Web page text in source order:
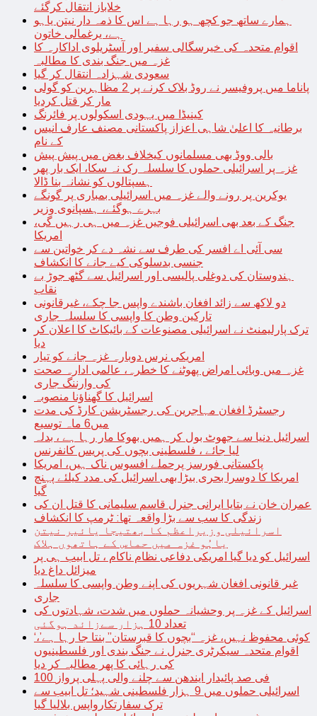
خلاباز انتقال کرگئے
ہمارے ساتھ جو کچھ ہو رہا ہے اس کا ذمہ دار نیتن یاہو
ہے، یرغمالی خاتون
اقوام متحدہ کی خیرسگالی سفیر اور آسٹریلوی اداکارہ کا
غزہ میں جنگ بندی کا مطالبہ
سعودی شہزادہ انتقال کر گیا
پاناما میں پروفیسر نے روڈ بلاک کرنے پر 2 مظاہرین کو گولی
مار کر قتل کردیا
کینیڈا میں یہودی اسکولوں پر فائرنگ
برطانیہ کا اعلیٰ شاہی اعزاز پاکستانی مصنف عارف انیس
کے نام
بالی ووڈ بھی مسلمانوں کیخلاف بغض میں پیش پیش
غزہ پر اسرائیلی حملوں کا سلسلہ رک نہ سکا، ایک بار پھر
ہسپتالوں کو نشانہ بنا ڈالا
یوکرین پر رونے والے غزہ میں اسرائیلی بمباری پر گونگے
بہرے ہوگئے، ہسپانوی وزیر
جنگ کے بعد بھی اسرائیلی فوجیں غزہ میں ہی رہیں گی،
امریکا
سی آئی اے افسر کی طرف سے نشہ دے کر خواتین سے
جنسی بدسلوکی کیے جانے کا انکشاف
ہندوستان کی دوغلی پالیسی اور اسرائیل سے گٹھ جوڑ بے
نقاب
دو لاکھ سے زائد افغان باشندے واپس جا چکے، غیرقانونی
تارکین وطن کا واپسی کا سلسلہ جاری
ترک پارلیمنٹ نے اسرائیلی مصنوعات کے بائیکاٹ کا اعلان کر
دیا
امریکی نرس دوبارہ غزہ جانے کو تیار
غزہ میں وبائی امراض پھوٹنے کا خطرہ، عالمی ادارہ صحت
کی وارننگ جاری
اسرائیل کا گھناؤنا منصوبہ
رجسٹرڈ افغان مہاجرین کی رجسٹریشن کارڈ کی مدت
میں6 ماہ توسیع
اسرائیل دنیا سے جھوٹ بول کر ہمیں بھوکا مار رہا ہے ، بدلہ
لیا جائے ، فلسطینی بچوں کی پریس کانفرنس
پاکستانی فورسز پرحملے افسوس ناک ہیں، امریکا
امریکا کا دوسرا بحری بیڑا بھی اسرائیل کی مدد کیلئے پہنچ
گیا
عمران خان نے بتایا ایرانی جنرل قاسم سلیمانی کا قتل ان کی
زندگی کا سب سے بڑا واقعہ تھا: ٹرمپ کا انکشاف
اسرائیلی وزیراعظم کا بھتیجا یائیر نیتن
یاہُو غزہ میں حماس کے ہاتھوں ہلاک
اسرائیل کو دیا گیا امریکی دفاعی نظام ناکام ، تل ابیب ہی پر
میزائل داغ دیا
غیر قانونی افغان شہریوں کی اپنے وطن واپسی کا سلسلہ
جاری
اسرائیل کے غزہ پر وحشیانہ حملوں میں شدت، شہادتوں کی
تعداد 10 ہزار سےزائد ہوگئی
‘کوئی محفوظ نہیں، غزہ “بچوں کا قبرستان” بنتا جا رہا ہے’،
اقوام متحدہ سیکرٹری جنرل نے جنگ بندی اور فلسطینیوں
کی رہائی کا پھر مطالبہ کر دیا
100 فی صد پائیدار ایندھن سے چلنے والی پہلی پرواز
اسرائیلی حملوں میں 9 ہزار فلسطینی شہید؛ تل ابیب سے
ترک سفارتکارواپس بلالیا گیا